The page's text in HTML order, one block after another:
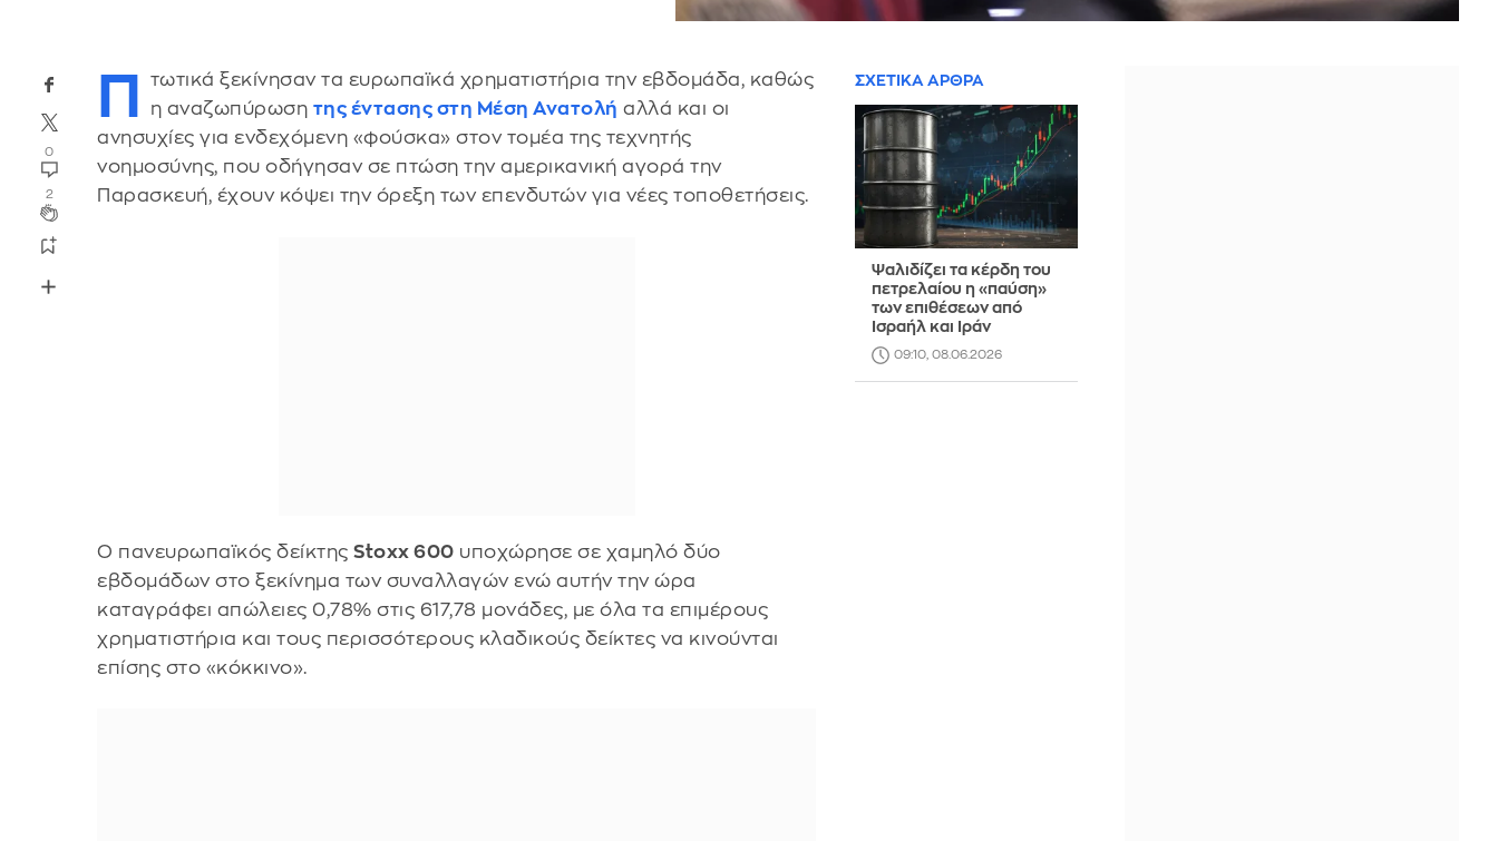
0
2
Π
τωτικά ξεκίνησαν τα ευρωπαϊκά χρηματιστήρια την εβδομάδα, καθώς
η αναζωπύρωση της έντασης στη Μέση Ανατολή αλλά και οι
ανησυχίες για ενδεχόμενη «φούσκα» στον τομέα της τεχνητής
νοημοσύνης, που οδήγησαν σε πτώση την αμερικανική αγορά την
Παρασκευή, έχουν κόψει την όρεξη των επενδυτών για νέες τοποθετήσεις.
Ο πανευρωπαϊκός δείκτηςStoxx 600 υποχώρησε σε χαμηλό δύο
εβδομάδων στο ξεκίνημα των συναλλαγών ενώ αυτήν την ώρα
καταγράφει απώλειες 0,78% στις 617,78 μονάδες, με όλα τα επιμέρους
χρηματιστήρια και τους περισσότερους κλαδικούς δείκτες να κινούνται
επίσης στο «κόκκινο».
ΣΧΕΤΙΚΑ ΑΡΘΡΑ
Ψαλιδίζει τα κέρδη του
πετρελαίου η «παύση»
των επιθέσεων από
Ισραήλ και Ιράν
09:10, 08.06.2026